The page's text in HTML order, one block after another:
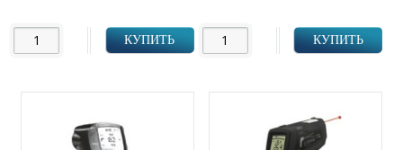
КУПИТЬ КУПИТЬ